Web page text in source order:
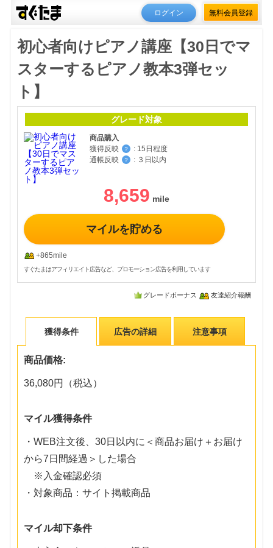
ログイン 無料会員登録
初心者向けピアノ講座【30日でマ
スターするピアノ教本3弾セッ
ト】
グレード対象
商品購入
獲得反映
？ : 15日程度
通帳反映
？ : ３日以内
8,659
マイルを貯める
+865mile
すぐたまはアフィリエイト広告など、プロモーション広告を利用しています
グレードボーナス 友達紹介報酬
獲得条件 広告の詳細 注意事項
商品価格:
36,080円（税込）
マイル獲得条件
・WEB注文後、30日以内に＜商品お届け＋お届け
から7日間経過＞した場合
※入金確認必須
・対象商品：サイト掲載商品
マイル却下条件